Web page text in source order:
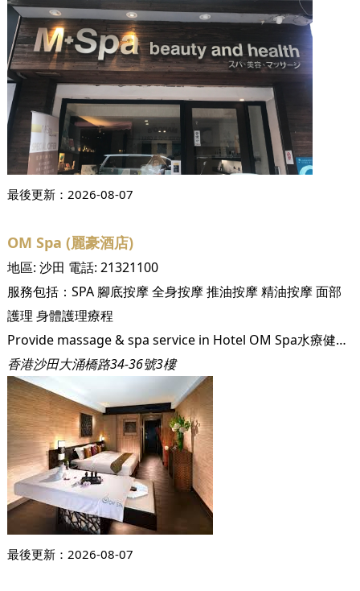
最後更新： 2026-08-07
OM Spa (麗豪酒店)
地區: 沙田 電話: 21321100
服務包括： SPA 腳底按摩全身按摩推油按摩精油按摩面部
護理 身體護理療程
Provide massage & spa service in Hotel OM Spa水療健身中心是以現代泰式設計為主題的豪華水療按摩設施，OM Spa水療健身中心所提供的多項按摩服務，可配合不同顧客的需要，並有助消除疲勞，徹底鬆弛神經，舒展身心。
香港沙田大涌橋路34-36號3樓
最後更新： 2026-08-07